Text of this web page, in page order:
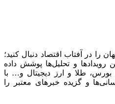
را در آفتاب اقتصاد دنبال کنید؛
رویدادها و تحلیل‌ها پوشش داده
طلا و ارز دیجیتال و… با
و گزیده خبرهای معتبر را